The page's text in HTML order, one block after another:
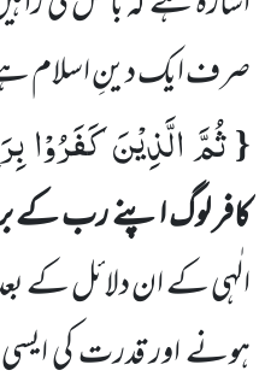
صرف ایک دینِ اسلام
{ثُمَّ الَّذِیْنَ كَفَرُوْا
کافر لوگ اپنے رب کے
الٰہی کے ان دلائل کے بعد
ہونے اور قدرت کی ایسی